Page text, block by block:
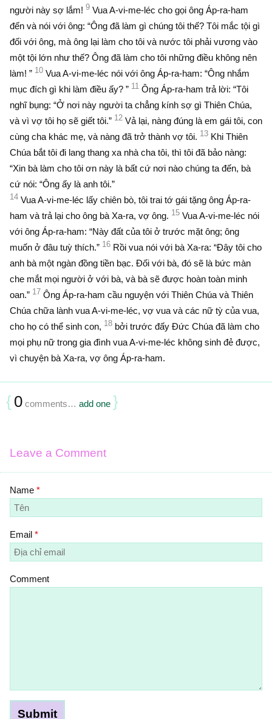
người này sợ lắm! 9 Vua A-vi-me-léc cho gọi ông Áp-ra-ham
đến và nói với ông: “Ông đã làm gì chúng tôi thế? Tôi mắc tội gì
đối với ông, mà ông lại làm cho tôi và nước tôi phải vương vào
một tội lớn như thế? Ông đã làm cho tôi những điều không nên
làm! ” 10 Vua A-vi-me-léc nói với ông Áp-ra-ham: “Ông nhắm
mục đích gì khi làm điều ấy? ” 11 Ông Áp-ra-ham trả lời: “Tôi
nghĩ bụng: “Ở nơi này người ta chẳng kính sợ gì Thiên Chúa,
và vì vợ tôi họ sẽ giết tôi.” 12 Vả lại, nàng đúng là em gái tôi, con
cùng cha khác mẹ, và nàng đã trở thành vợ tôi. 13 Khi Thiên
Chúa bắt tôi đi lang thang xa nhà cha tôi, thì tôi đã bảo nàng:
“Xin bà làm cho tôi ơn này là bất cứ nơi nào chúng ta đến, bà
cứ nói: “Ông ấy là anh tôi.”
14 Vua A-vi-me-léc lấy chiên bò, tôi trai tớ gái tặng ông Áp-ra-
ham và trả lại cho ông bà Xa-ra, vợ ông. 15 Vua A-vi-me-léc nói
với ông Áp-ra-ham: “Này đất của tôi ở trước mặt ông; ông
muốn ở đâu tuỳ thích.” 16 Rồi vua nói với bà Xa-ra: “Ðây tôi cho
anh bà một ngàn đồng tiền bạc. Ðối với bà, đó sẽ là bức màn
che mắt mọi người ở với bà, và bà sẽ được hoàn toàn minh
oan.” 17 Ông Áp-ra-ham cầu nguyện với Thiên Chúa và Thiên
Chúa chữa lành vua A-vi-me-léc, vợ vua và các nữ tỳ của vua,
cho họ có thể sinh con, 18 bởi trước đấy Ðức Chúa đã làm cho
mọi phụ nữ trong gia đình vua A-vi-me-léc không sinh đẻ được,
vì chuyện bà Xa-ra, vợ ông Áp-ra-ham.
{ 0 comments… add one }
Leave a Comment
Name *
Email *
Comment